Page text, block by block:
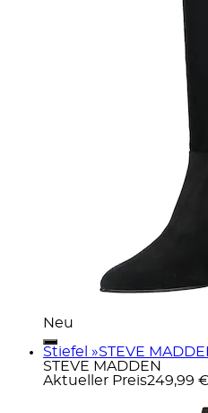
Neu
Stiefel »STEVE
STEVE MADDEN
Aktueller Preis249,99 €